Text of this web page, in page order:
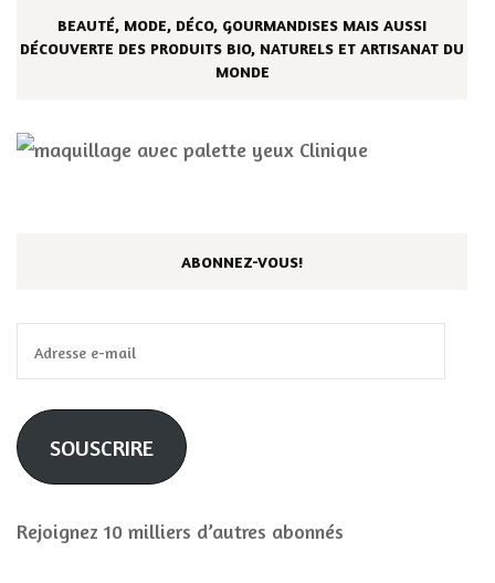
BEAUTÉ, MODE, DÉCO, GOURMANDISES MAIS AUSSI
DÉCOUVERTE DES PRODUITS BIO, NATURELS ET ARTISANAT DU
MONDE
ABONNEZ-VOUS!
e-
mail
SOUSCRIRE
Rejoignez 10 milliers d’autres abonnés